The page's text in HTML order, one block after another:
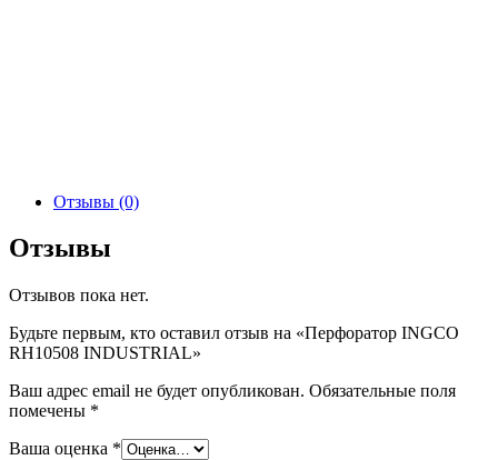
Отзывы (0)
Отзывы
Отзывов пока нет.
Будьте первым, кто оставил отзыв на «Перфоратор INGCO
RH10508 INDUSTRIAL»
Ваш адрес email не будет опубликован. Обязательные поля
помечены *
Ваша оценка *